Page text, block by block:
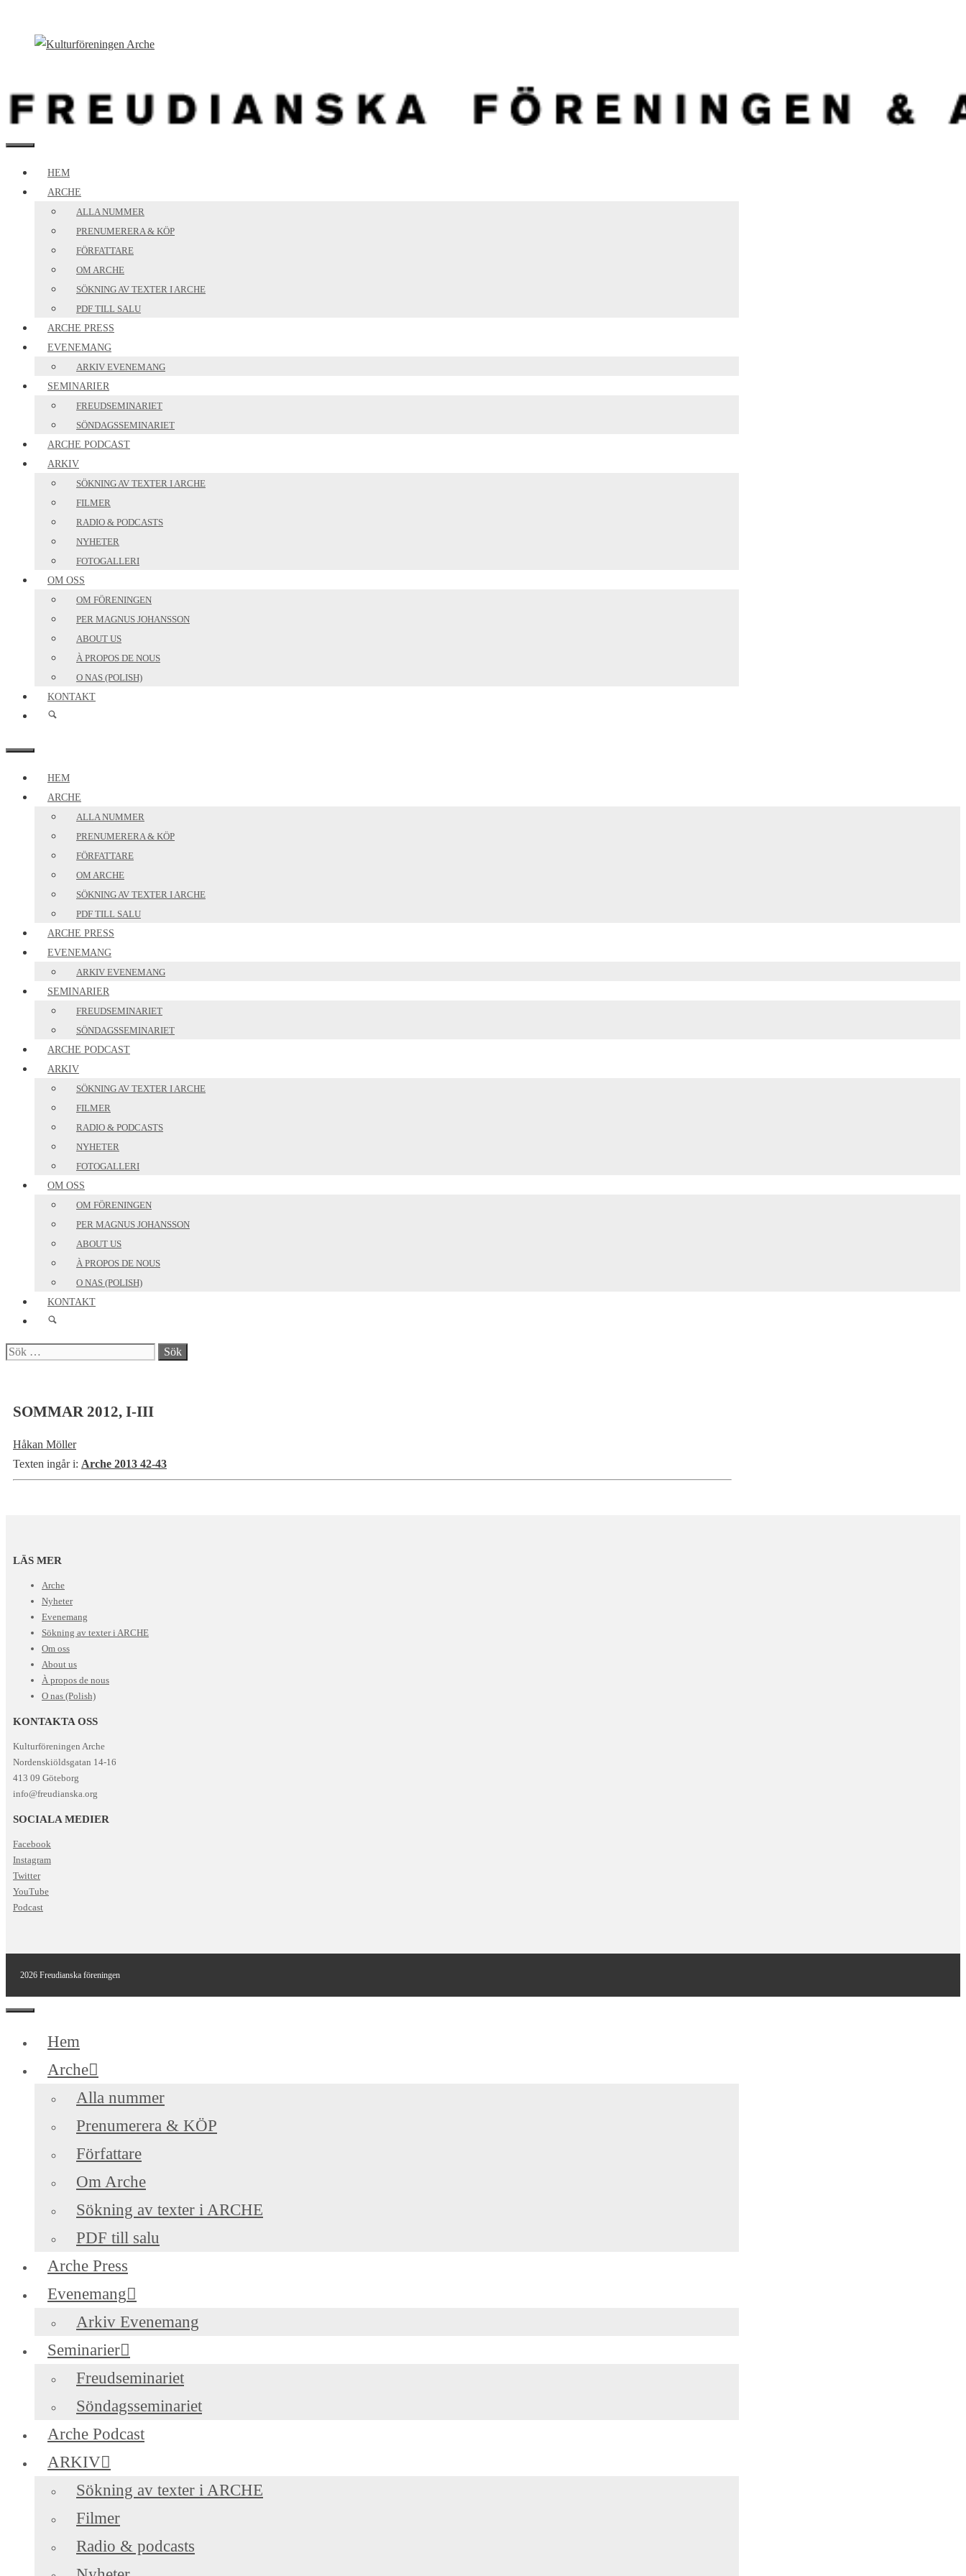
MENY
HEM
ARCHE
ALLA NUMMER
PRENUMERERA & KÖP
FÖRFATTARE
OM ARCHE
SÖKNING AV TEXTER I ARCHE
PDF TILL SALU
ARCHE PRESS
EVENEMANG
ARKIV EVENEMANG
SEMINARIER
FREUDSEMINARIET
SÖNDAGSSEMINARIET
ARCHE PODCAST
ARKIV
SÖKNING AV TEXTER I ARCHE
FILMER
RADIO & PODCASTS
NYHETER
FOTOGALLERI
OM OSS
OM FÖRENINGEN
PER MAGNUS JOHANSSON
ABOUT US
À PROPOS DE NOUS
O NAS (POLISH)
KONTAKT
MENY
HEM
ARCHE
ALLA NUMMER
PRENUMERERA & KÖP
FÖRFATTARE
OM ARCHE
SÖKNING AV TEXTER I ARCHE
PDF TILL SALU
ARCHE PRESS
EVENEMANG
ARKIV EVENEMANG
SEMINARIER
FREUDSEMINARIET
SÖNDAGSSEMINARIET
ARCHE PODCAST
ARKIV
SÖKNING AV TEXTER I ARCHE
FILMER
RADIO & PODCASTS
NYHETER
FOTOGALLERI
OM OSS
OM FÖRENINGEN
PER MAGNUS JOHANSSON
ABOUT US
À PROPOS DE NOUS
O NAS (POLISH)
KONTAKT
Sök
SOMMAR 2012, I-III
Håkan Möller
Texten ingår i: Arche 2013 42-43
LÄS MER
Arche
Nyheter
Evenemang
Sökning av texter i ARCHE
Om oss
About us
À propos de nous
O nas (Polish)
KONTAKTA OSS
Kulturföreningen Arche
Nordenskiöldsgatan 14-16
413 09 Göteborg
info@freudianska.org
SOCIALA MEDIER
Facebook
Instagram
Twitter
YouTube
Podcast
2026 Freudianska föreningen
Stäng
Hem
Arche
Alla nummer
Prenumerera & KÖP
Författare
Om Arche
Sökning av texter i ARCHE
PDF till salu
Arche Press
Evenemang
Arkiv Evenemang
Seminarier
Freudseminariet
Söndagsseminariet
Arche Podcast
ARKIV
Sökning av texter i ARCHE
Filmer
Radio & podcasts